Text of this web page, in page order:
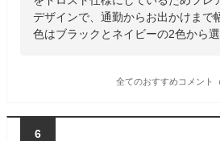
デザインで、通勤からお出かけまで
色はブラックとネイビーの2色から選
全てのおすすめコメント
6